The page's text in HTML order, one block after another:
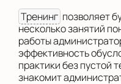
Тренинг позволяет
несколько занятий
работы
эффективность
практики без пустой
знакомит